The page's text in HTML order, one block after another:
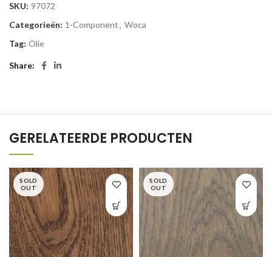
SKU: 97072
Categorieën: 1-Component, Woca
Tag: Olie
Share
GERELATEERDE PRODUCTEN
SOLD
OUT
SOLD
OUT